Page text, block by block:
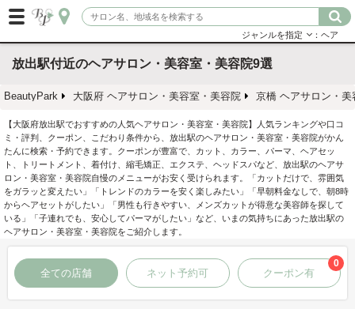
ジャンルを指定 ：ヘア
放出駅付近のヘアサロン・美容室・美容院9選
BeautyPark 大阪府 ヘアサロン・美容室・美容院 京橋 ヘアサロン・美
【大阪府放出駅でおすすめの人気ヘアサロン・美容室・美容院】人気ランキングや口コ
ミ・評判、クーポン、こだわり条件から、放出駅のヘアサロン・美容室・美容院がかん
たんに検索・予約できます。クーポンが豊富で、カット、カラー、パーマ、ヘアセッ
ト、トリートメント、着付け、縮毛矯正、エクステ、ヘッドスパなど、放出駅のヘアサ
ロン・美容室・美容院自慢のメニューがお安く受けられます。「カットだけで、雰囲気
をガラッと変えたい」「トレンドのカラーを安く楽しみたい」「早朝料金なしで、朝8時
からヘアセットがしたい」「男性も行きやすい、メンズカットが得意な美容師を探して
いる」「子連れでも、安心してパーマがしたい」など、いまの気持ちにあった放出駅の
ヘアサロン・美容室・美容院をご紹介します。
全ての店舗 ネット予約可 クーポン有
0